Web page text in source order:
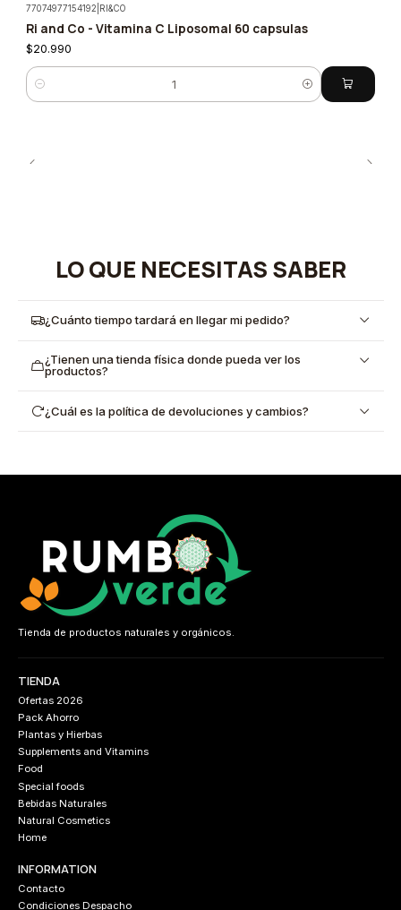
77074977154192 RI&CO
Ri and Co - Vitamina C Liposomal 60 capsulas
$20.990
Quantity
LO QUE NECESITAS SABER
¿Cuánto tiempo tardará en llegar mi pedido?
¿Tienen una tienda física donde pueda ver los
productos?
¿Cuál es la política de devoluciones y cambios?
Tienda de productos naturales y orgánicos.
TIENDA
Ofertas 2026
Pack Ahorro
Plantas y Hierbas
Supplements and Vitamins
Food
Special foods
Bebidas Naturales
Natural Cosmetics
Home
INFORMATION
Contacto
Condiciones Despacho